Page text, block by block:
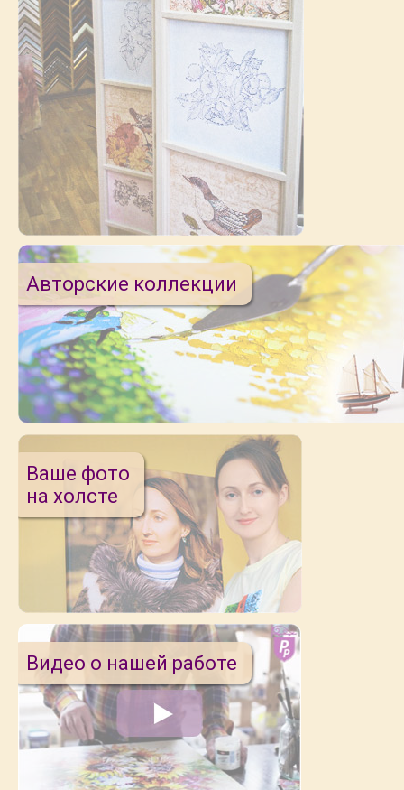
Авторские коллекции
Ваше фото
на холсте
Видео о нашей работе